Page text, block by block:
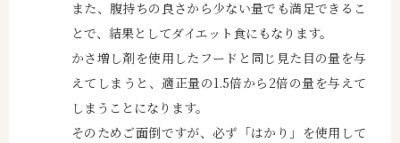
また、腹持ちの良さから少ない量でも満足できるこ
とで、結果としてダイエット食にもなります。
かさ増し剤を使用したフードと同じ見た目の量を与
えてしまうと、適正量の1.5倍から2倍の量を与えて
しまうことになります。
そのためご面倒ですが、必ず「はかり」を使用して